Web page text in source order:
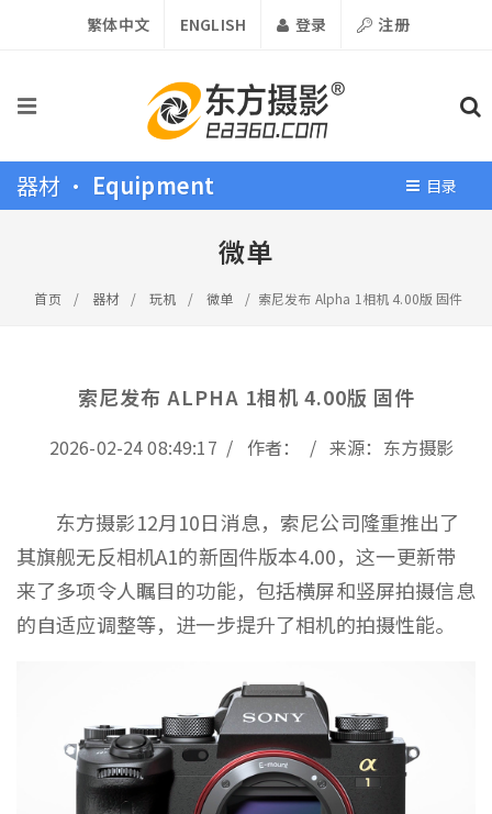
繁体中文 ENGLISH 登录 注册
器材 • Equipment 目录
微单
首页 / 器材 / 玩机 / 微单 / 索尼发布 Alpha 1相机 4.00版 固件
索尼发布 ALPHA 1相机 4.00版 固件
2026-02-24 08:49:17 / 作者： / 来源：东方摄影
东方摄影12月10日消息，索尼公司隆重推出了
其旗舰无反相机A1的新固件版本4.00，这一更新带
来了多项令人瞩目的功能，包括横屏和竖屏拍摄信息
的自适应调整等，进一步提升了相机的拍摄性能。